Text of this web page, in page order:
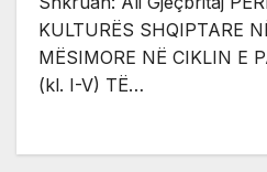
KULTURËS SHQIPTARE
MËSIMORE NË CIKLIN E
(kl. I-V) TË…